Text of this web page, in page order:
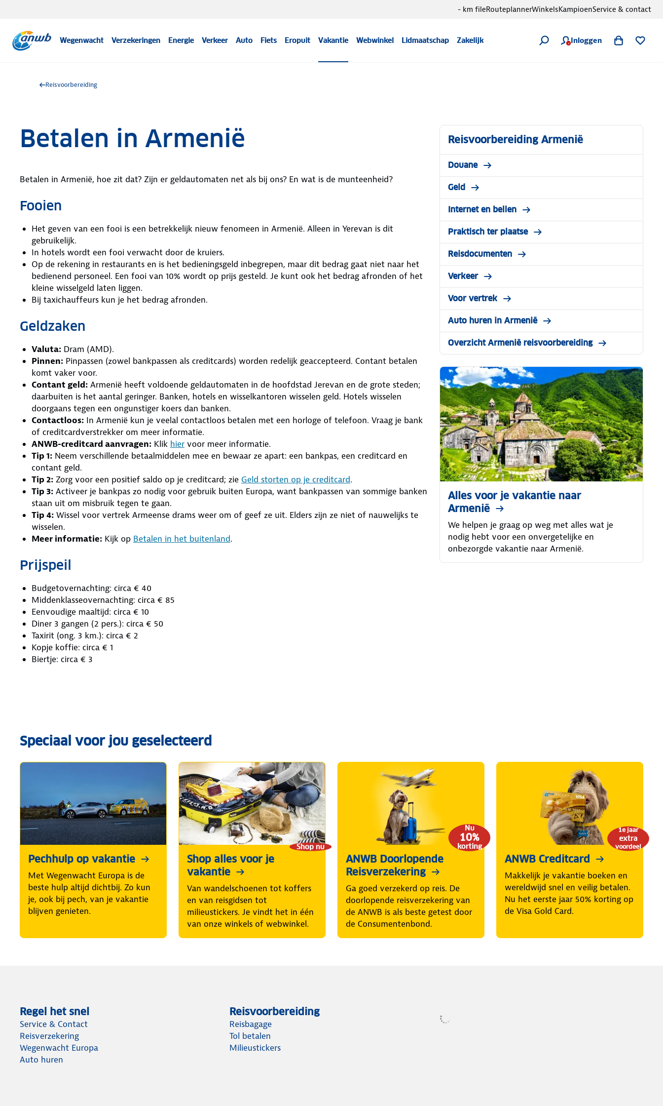
Wegenwacht Verzekeringen Energie Verkeer Auto Fiets Eropuit Vakantie Webwinkel Lidmaatschap Zakelijk Inloggen
- km fileRouteplannerWinkelsKampioenService & contact
Reisvoorbereiding
Betalen in Armenië
Betalen in Armenië, hoe zit dat? Zijn er geldautomaten net als bij ons? En wat is de munteenheid?
Fooien
Het geven van een fooi is een betrekkelijk nieuw fenomeen in Armenië. Alleen in Yerevan is dit
gebruikelijk.
In hotels wordt een fooi verwacht door de kruiers.
Op de rekening in restaurants en is het bedieningsgeld inbegrepen, maar dit bedrag gaat niet naar het
bedienend personeel. Een fooi van 10% wordt op prijs gesteld. Je kunt ook het bedrag afronden of het
kleine wisselgeld laten liggen.
Bij taxichauffeurs kun je het bedrag afronden.
Geldzaken
Valuta: Dram (AMD).
Pinnen: Pinpassen (zowel bankpassen als creditcards) worden redelijk geaccepteerd. Contant betalen
komt vaker voor.
Contant geld: Armenië heeft voldoende geldautomaten in de hoofdstad Jerevan en de grote steden;
daarbuiten is het aantal geringer. Banken, hotels en wisselkantoren wisselen geld. Hotels wisselen
doorgaans tegen een ongunstiger koers dan banken.
Contactloos: In Armenië kun je veelal contactloos betalen met een horloge of telefoon. Vraag je bank
of creditcardverstrekker om meer informatie.
ANWB-creditcard aanvragen: Klik hier voor meer informatie.
Tip 1: Neem verschillende betaalmiddelen mee en bewaar ze apart: een bankpas, een creditcard en
contant geld.
Tip 2: Zorg voor een positief saldo op je creditcard; zie Geld storten op je creditcard.
Tip 3: Activeer je bankpas zo nodig voor gebruik buiten Europa, want bankpassen van sommige banken
staan uit om misbruik tegen te gaan.
Tip 4: Wissel voor vertrek Armeense drams weer om of geef ze uit. Elders zijn ze niet of nauwelijks te
wisselen.
Meer informatie: Kijk op Betalen in het buitenland.
Prijspeil
Budgetovernachting: circa € 40
Middenklasseovernachting: circa € 85
Eenvoudige maaltijd: circa € 10
Diner 3 gangen (2 pers.): circa € 50
Taxirit (ong. 3 km.): circa € 2
Kopje koffie: circa € 1
Biertje: circa € 3
Reisvoorbereiding Armenië
Douane
Geld
Internet en bellen
Praktisch ter plaatse
Reisdocumenten
Verkeer
Voor vertrek
Auto huren in Armenië
Overzicht Armenië reisvoorbereiding
Alles voor je vakantie naar
Armenië
We helpen je graag op weg met alles wat je
nodig hebt voor een onvergetelijke en
onbezorgde vakantie naar Armenië.
Speciaal voor jou geselecteerd
Pechhulp op vakantie
Met Wegenwacht Europa is de
beste hulp altijd dichtbij. Zo kun
je, ook bij pech, van je vakantie
blijven genieten.
Shop nu
Shop alles voor je
vakantie
Van wandelschoenen tot koffers
en van reisgidsen tot
milieustickers. Je vindt het in één
van onze winkels of webwinkel.
Nu
10%
korting
ANWB Doorlopende
Reisverzekering
Ga goed verzekerd op reis. De
doorlopende reisverzekering van
de ANWB is als beste getest door
de Consumentenbond.
1e jaar
extra
voordeel
ANWB Creditcard
Makkelijk je vakantie boeken en
wereldwijd snel en veilig betalen.
Nu het eerste jaar 50% korting op
de Visa Gold Card.
Regel het snel
Service & Contact
Reisverzekering
Wegenwacht Europa
Auto huren
Reisvoorbereiding
Reisbagage
Tol betalen
Milieustickers